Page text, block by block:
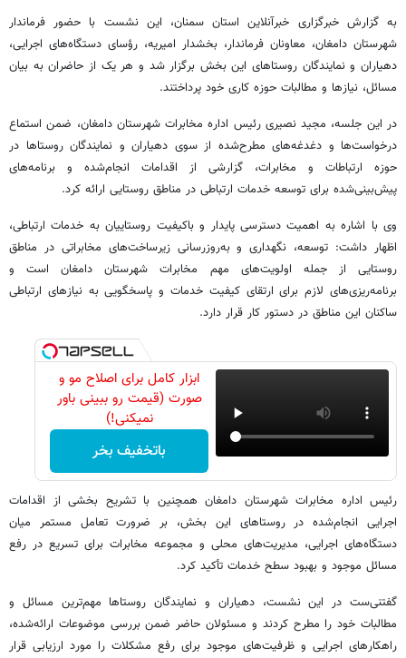
به گزارش خبرگزاری خبرآنلاین استان سمنان، این نشست با حضور فرماندار
شهرستان دامغان، معاونان فرماندار، بخشدار امیریه، رؤسای دستگاه‌های اجرایی،
دهیاران و نمایندگان روستاهای این بخش برگزار شد و هر یک از حاضران به بیان
مسائل، نیازها و مطالبات حوزه کاری خود پرداختند.
در این جلسه، مجید نصیری رئیس اداره مخابرات شهرستان دامغان، ضمن استماع
درخواست‌ها و دغدغه‌های مطرح‌شده از سوی دهیاران و نمایندگان روستاها در
حوزه ارتباطات و مخابرات، گزارشی از اقدامات انجام‌شده و برنامه‌های
پیش‌بینی‌شده برای توسعه خدمات ارتباطی در مناطق روستایی ارائه کرد.
وی با اشاره به اهمیت دسترسی پایدار و باکیفیت روستاییان به خدمات ارتباطی،
اظهار داشت: توسعه، نگهداری و به‌روزرسانی زیرساخت‌های مخابراتی در مناطق
روستایی از جمله اولویت‌های مهم مخابرات شهرستان دامغان است و
برنامه‌ریزی‌های لازم برای ارتقای کیفیت خدمات و پاسخگویی به نیازهای ارتباطی
ساکنان این مناطق در دستور کار قرار دارد.
ابزار کامل برای اصلاح مو و
صورت (قیمت رو ببینی باور
نمیکنی!)
باتخفیف بخر
رئیس اداره مخابرات شهرستان دامغان همچنین با تشریح بخشی از اقدامات
اجرایی انجام‌شده در روستاهای این بخش، بر ضرورت تعامل مستمر میان
دستگاه‌های اجرایی، مدیریت‌های محلی و مجموعه مخابرات برای تسریع در رفع
مسائل موجود و بهبود سطح خدمات تأکید کرد.
گفتنی‌ست در این نشست، دهیاران و نمایندگان روستاها مهم‌ترین مسائل و
مطالبات خود را مطرح کردند و مسئولان حاضر ضمن بررسی موضوعات ارائه‌شده،
راهکارهای اجرایی و ظرفیت‌های موجود برای رفع مشکلات را مورد ارزیابی قرار